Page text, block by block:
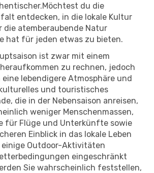
du die
entdecken, in die lokale Kultur
die atemberaubende Natur
hat für jeden etwas zu bieten.
ist zwar mit einem
zu rechnen, jedoch
lebendigere Atmosphäre und
und touristisches
die in der Nebensaison anreisen,
weniger Menschenmassen,
für Flüge und Unterkünfte sowie
Einblick in das lokale Leben
einige Outdoor-Aktivitäten
eingeschränkt
Sie wahrscheinlich feststellen,